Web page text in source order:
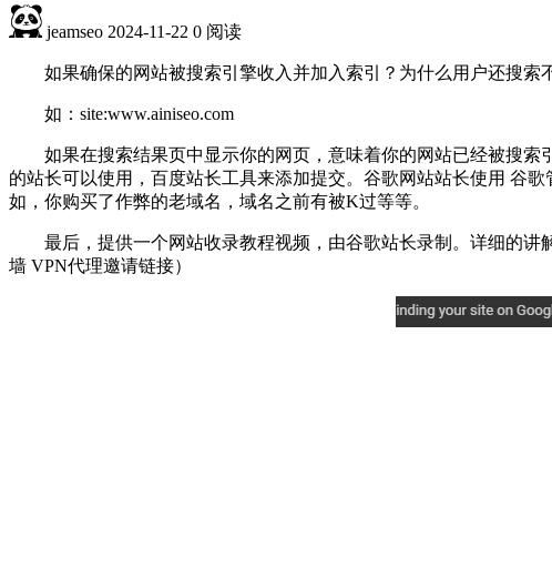
jeamseo 2024-11-22 0 阅读
如果确保的网站被搜索引擎收入并加入索引？为什么用户还搜
如：site:www.ainiseo.com
如果在搜索结果页中显示你的网页，意味着你的网站已经被搜
的站长可以使用，百度站长工具来添加提交。谷歌网站站长使用 谷
如，你购买了作弊的老域名，域名之前有被K过等等。
最后，提供一个网站收录教程视频，由谷歌站长录制。详细的
墙 VPN代理邀请链接）